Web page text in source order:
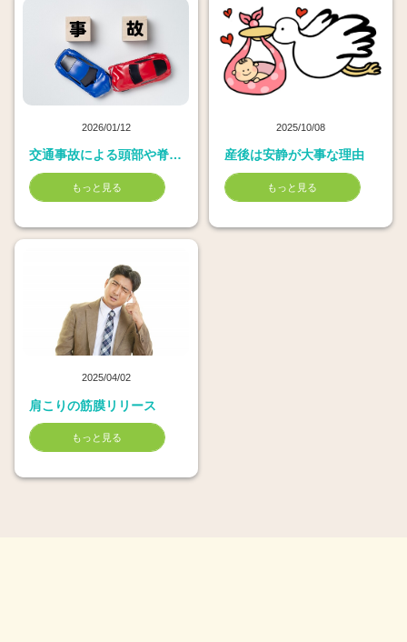
2026/01/12
交通事故による頭部や脊椎のケガのリスク
もっと見る
2025/10/08
産後は安静が大事な理由
もっと見る
2025/04/02
肩こりの筋膜リリース
もっと見る